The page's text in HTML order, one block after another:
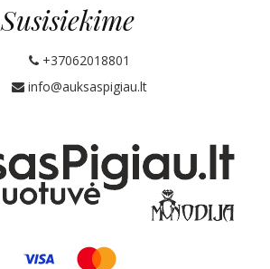
Susisiekime
+37062018801
info@auksaspigiau.lt